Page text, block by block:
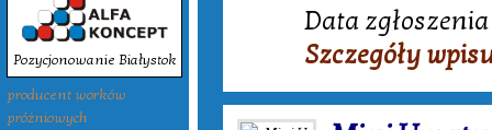
Pozycjonowanie Białystok
producent worków
próżniowych
Data
Szczegóły